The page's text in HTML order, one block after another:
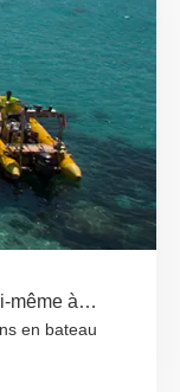
même à…
en bateau